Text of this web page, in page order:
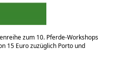
zum 10. Pferde-Workshops
15 Euro zuzüglich Porto und